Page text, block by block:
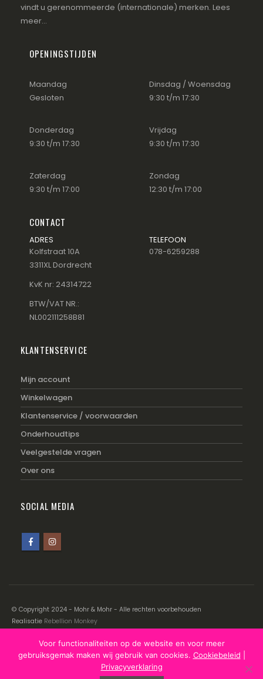
vindt u gerenommeerde (internationale) merken. Lees
meer...
OPENINGSTIJDEN
Maandag
Gesloten
Dinsdag / Woensdag
9:30 t/m 17:30
Donderdag
9:30 t/m 17:30
Vrijdag
9:30 t/m 17:30
Zaterdag
9:30 t/m 17:00
Zondag
12:30 t/m 17:00
CONTACT
ADRES
Kolfstraat 10A
3311XL Dordrecht
KvK nr: 24314722
BTW/VAT NR.:
NL002111258B81
TELEFOON
078-6259288
KLANTENSERVICE
Mijn account
Winkelwagen
Klantenservice / voorwaarden
Onderhoudtips
Veelgestelde vragen
Over ons
SOCIAL MEDIA
© Copyright 2024 - Mohr & Mohr - Alle rechten voorbehouden
Realisatie Rebellion Monkey
Disclaimer|Cookiebeleid|Privacyverklaring
Voor functionaliteiten op de website en voor meer
gebruiksgemak maken wij gebruik van cookies. Cookiebeleid
Privacyverklaring